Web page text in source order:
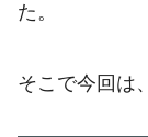
た。
そこで今回は